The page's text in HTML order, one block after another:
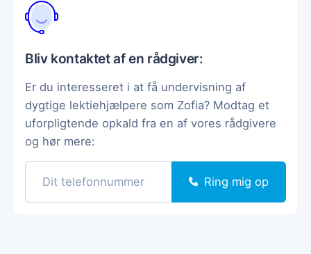
Bliv kontaktet af en rådgiver:
Er du interesseret i at få undervisning af
dygtige lektiehjælpere som Zofia? Modtag et
uforpligtende opkald fra en af vores rådgivere
og hør mere:
Ring mig op